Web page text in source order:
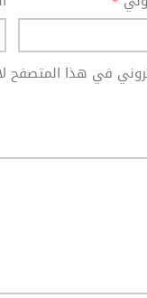
في هذا المتصفح